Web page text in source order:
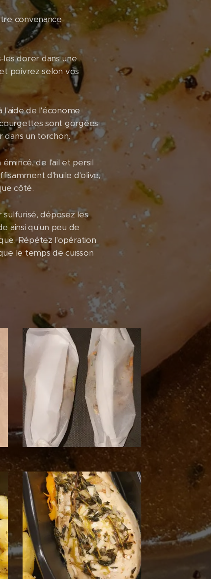
convenance.
dorer dans une
poivrez selon vos
l'aide de l'économe
sont gorgées
dans un torchon.
de l'ail et persil
d'huile d'olive,
côté.
déposez les
ainsi qu'un peu de
Répétez l'opération
le temps de cuisson